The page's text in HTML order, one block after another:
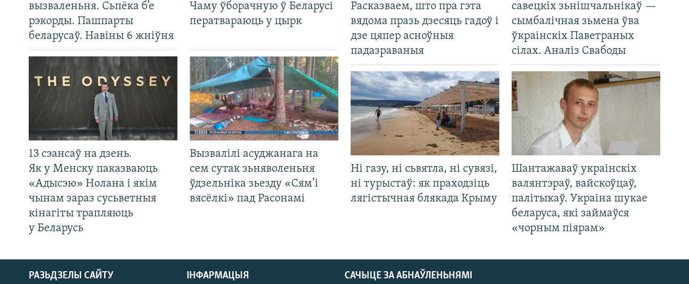
вызваленьня. Сьпёка б’е
рэкорды. Пашпарты
беларусаў. Навіны 6 жніўня
Чаму ўборачную ў Беларусі
ператвараюць у цырк
13 сэансаў на дзень.
Як у Менску паказваюць
«Адысэю» Нолана і якім
чынам зараз сусьветныя
кінагіты трапляюць
у Беларусь
Вызвалілі асуджанага на
сем сутак зьняволеньня
ўдзельніка зьезду «Сям’і
вясёлкі» пад Расонамі
Расказваем, што пра гэта
вядома празь дзесяць гадоў і
дзе цяпер асноўныя
падазраваныя
савецкіх зьнішчальнікаў —
сымбалічная зьмена ўва
ўкраінскіх Паветраных
сілах. Аналіз Свабоды
Ні газу, ні сьвятла, ні сувязі,
ні турыстаў: як праходзіць
лягістычная блякада Крыму
Шантажаваў украінскіх
валянтэраў, вайскоўцаў,
палітыкаў. Украіна шукае
беларуса, які займаўся
«чорным піярам»
САЧЫЦЕ ЗА АБНАЎЛЕНЬНЯМІ
РАЗЬДЗЕЛЫ САЙТУ ІНФАРМАЦЫЯ